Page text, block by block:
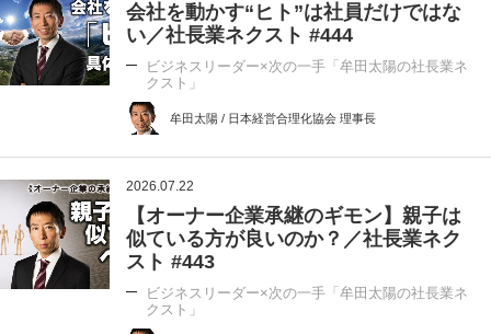
会社を動かす“ヒト”は社員だけではな
い／社長業ネクスト #444
ビジネスリーダー×次の一手「牟田太陽の社長業ネ
クスト」
牟田太陽 / 日本経営合理化協会 理事長
2026.07.22
【オーナー企業承継のギモン】親子は
似ている方が良いのか？／社長業ネク
スト #443
ビジネスリーダー×次の一手「牟田太陽の社長業ネ
クスト」